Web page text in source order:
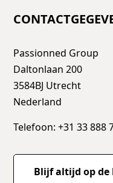
Passionned Group
Daltonlaan 200
3584BJ Utrecht
Nederland
Telefoon: +31 33 888
Blijf altijd op de